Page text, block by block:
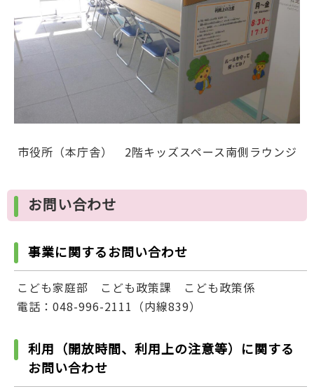
市役所（本庁舎） 2階キッズスペース南側ラウンジ
お問い合わせ
事業に関するお問い合わせ
こども家庭部 こども政策課 こども政策係
電話：048-996-2111（内線839）
利用（開放時間、利用上の注意等）に関する
お問い合わせ